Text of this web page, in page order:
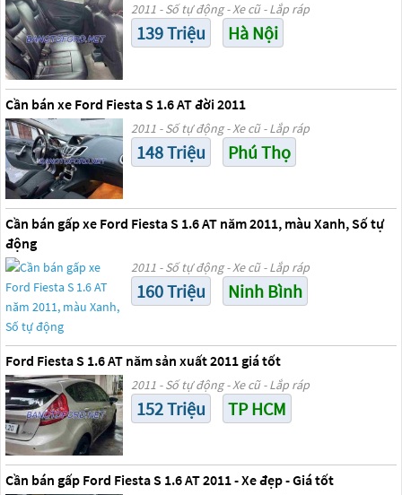
2011 - Số tự động - Xe cũ - Lắp ráp
139 Triệu Hà Nội
Cần bán xe Ford Fiesta S 1.6 AT đời 2011
2011 - Số tự động - Xe cũ - Lắp ráp
148 Triệu Phú Thọ
Cần bán gấp xe Ford Fiesta S 1.6 AT năm 2011, màu Xanh, Số tự
động
2011 - Số tự động - Xe cũ - Lắp ráp
160 Triệu Ninh Bình
Ford Fiesta S 1.6 AT năm sản xuất 2011 giá tốt
2011 - Số tự động - Xe cũ - Lắp ráp
152 Triệu TP HCM
Cần bán gấp Ford Fiesta S 1.6 AT 2011 - Xe đẹp - Giá tốt